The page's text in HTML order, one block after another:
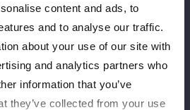
content and ads, to
and to analyse our traffic.
about your use of our site with
and analytics partners who
information that you’ve
they’ve collected from your use
Mei 2025, Korakuen Hall (vs AZM)